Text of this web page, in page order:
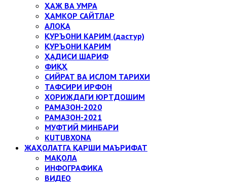
ҲАЖ ВА УМРА
ҲАМКОР САЙТЛАР
АЛОҚА
ҚУРЪОНИ КАРИМ (дастур)
ҚУРЪОНИ КАРИМ
ҲАДИСИ ШАРИФ
ФИҚҲ
СИЙРАТ ВА ИСЛОМ ТАРИХИ
ТАФСИРИ ИРФОН
ХОРИЖДАГИ ЮРТДОШИМ
РАМАЗОН-2020
РАМАЗОН-2021
МУФТИЙ МИНБАРИ
KUTUBXONA
ЖАҲОЛАТГА ҚАРШИ МАЪРИФАТ
МАҚОЛА
ИНФОГРАФИКА
ВИДЕО